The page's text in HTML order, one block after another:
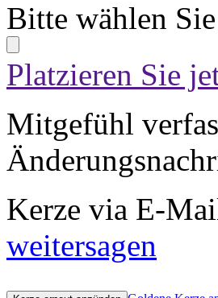
Bitte wählen
Platzieren Sie
Mitgefühl
Kerze via E-
weitersagen